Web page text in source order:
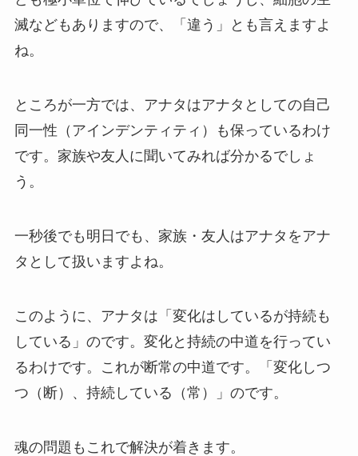
滅などもありますので、「違う」とも言えますよ
ね。
ところが一方では、アナタはアナタとしての自己
同一性（アインデンティティ）も保っているわけ
です。家族や友人に聞いてみれば分かるでしょ
う。
一秒後でも明日でも、家族・友人はアナタをアナ
タとして扱いますよね。
このように、アナタは「変化はしているが持続も
している」のです。変化と持続の中道を行ってい
るわけです。これが断常の中道です。「変化しつ
つ（断）、持続している（常）」のです。
魂の問題もこれで解決が着きます。